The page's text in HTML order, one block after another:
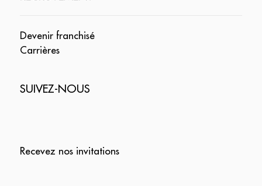
Devenir franchisé
Carrières
SUIVEZ-NOUS
Recevez nos invitations